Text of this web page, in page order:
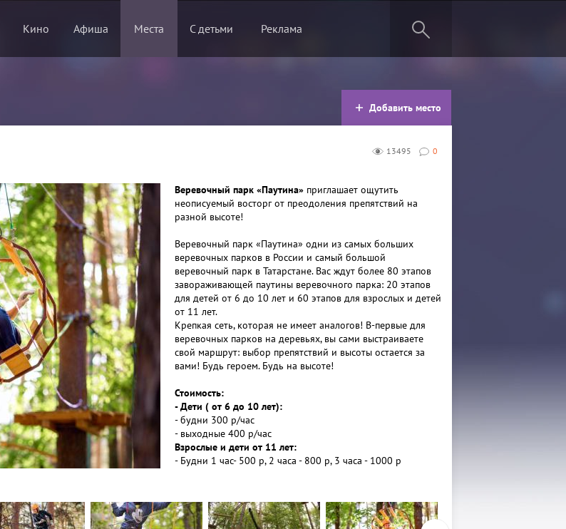
Кино Афиша Места С детьми Реклама
Добавить место
0
13495
Веревочный парк «Паутина» приглашает ощутить
неописуемый восторг от преодоления препятствий на
разной высоте!
Веревочный парк «Паутина» одни из самых больших
веревочных парков в России и самый большой
веревочный парк в Татарстане. Вас ждут более 80 этапов
завораживающей паутины веревочного парка: 20 этапов
для детей от 6 до 10 лет и 60 этапов для взрослых и детей
от 11 лет.
Крепкая сеть, которая не имеет аналогов! В-первые для
веревочных парков на деревьях, вы сами выстраиваете
свой маршрут: выбор препятствий и высоты остается за
вами! Будь героем. Будь на высоте!
Стоимость:
- Дети ( от 6 до 10 лет):
- будни 300 р/час
- выходные 400 р/час
Взрослые и дети от 11 лет:
- Будни 1 час- 500 р, 2 часа - 800 р, 3 часа - 1000 р
Скидки:
- Для группы: от 10 человек - 10%, От 30 - 15%